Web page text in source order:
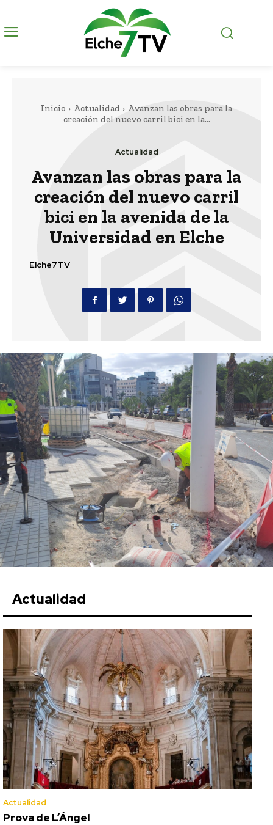
Inicio Actualidad
Avanzan las obras para la
creación del nuevo carril bici en la...
Actualidad
Avanzan las obras para la
creación del nuevo carril
bici en la avenida de la
Universidad en Elche
Elche7TV
Actualidad
Actualidad
Prova de L’Ángel